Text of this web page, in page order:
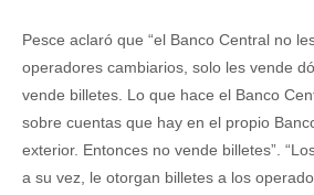
Pesce aclaró que “el Banco Central no
operadores cambiarios, solo les vende
vende billetes. Lo que hace el Banco
sobre cuentas que hay en el propio
exterior. Entonces no vende billetes”.
a su vez, le otorgan billetes a los